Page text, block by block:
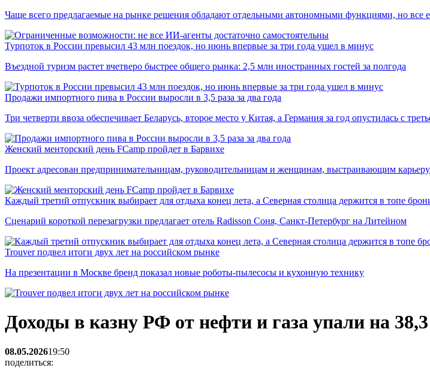
Чаще всего предлагаемые на рынке решения обладают отдельными автономными функциями, но все
Турпоток в России превысил 43 млн поездок, но июнь впервые за три года ушел в минус
Въездной туризм растет вчетверо быстрее общего рынка: 2,5 млн иностранных гостей за полгода
Продажи импортного пива в России выросли в 3,5 раза за два года
Три четверти ввоза обеспечивает Беларусь, второе место у Китая, а Германия за год опустилась с
Женский менторский день FCamp пройдет в Барвихе
Проект адресован предпринимательницам, руководительницам и женщинам, выстраивающим
Каждый третий отпускник выбирает для отдыха конец лета, а Северная столица держится в топе
Сценарий короткой перезагрузки предлагает отель Radisson Соня, Санкт-Петербург на Литейном
Trouver подвел итоги двух лет на российском рынке
На презентации в Москве бренд показал новые роботы-пылесосы и кухонную технику
Доходы в казну РФ от нефти и газа упали на
08.05.202619:50
поделиться: